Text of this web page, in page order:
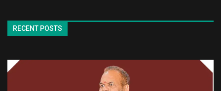
RECENT POSTS